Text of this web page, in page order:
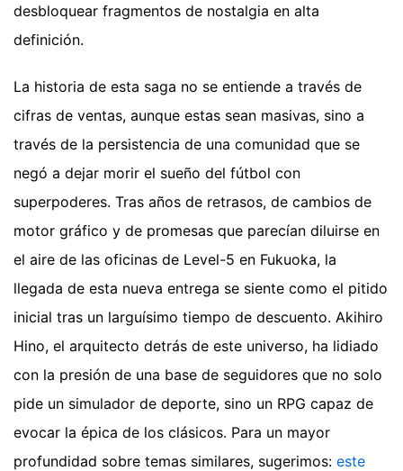
desbloquear fragmentos de nostalgia en alta
definición.
La historia de esta saga no se entiende a través de
cifras de ventas, aunque estas sean masivas, sino a
través de la persistencia de una comunidad que se
negó a dejar morir el sueño del fútbol con
superpoderes. Tras años de retrasos, de cambios de
motor gráfico y de promesas que parecían diluirse en
el aire de las oficinas de Level-5 en Fukuoka, la
llegada de esta nueva entrega se siente como el pitido
inicial tras un larguísimo tiempo de descuento. Akihiro
Hino, el arquitecto detrás de este universo, ha lidiado
con la presión de una base de seguidores que no solo
pide un simulador de deporte, sino un RPG capaz de
evocar la épica de los clásicos. Para un mayor
profundidad sobre temas similares, sugerimos: este